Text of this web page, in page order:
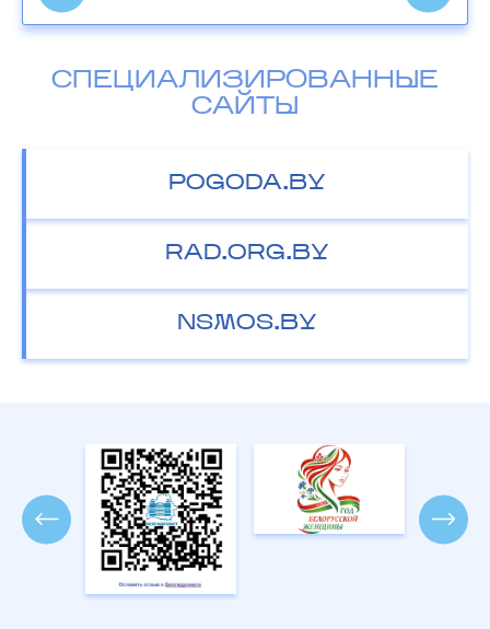
СПЕЦИАЛИЗИРОВАННЫЕ
САЙТЫ
POGODA.BY
RAD.ORG.BY
NSMOS.BY